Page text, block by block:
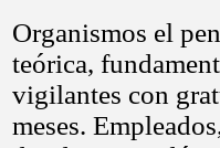
Organismos el
teórica,
vigilantes con
meses.